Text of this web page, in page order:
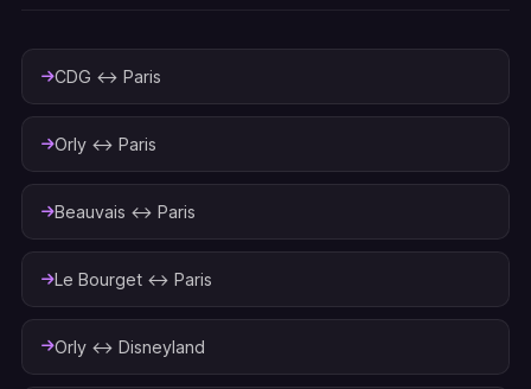
CDG ↔ Paris
Orly ↔ Paris
Beauvais ↔ Paris
Le Bourget ↔ Paris
Orly ↔ Disneyland